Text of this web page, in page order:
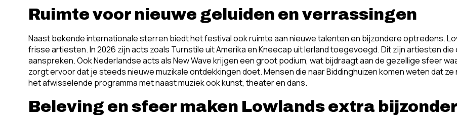
Ruimte voor nieuwe geluiden en verrassingen
Naast bekende internationale sterren biedt het festival ook ruimte aan nieuwe talenten en bijzondere optredens.
frisse artiesten. In 2026 zijn acts zoals Turnstile uit Amerika en Kneecap uit Ierland toegevoegd. Dit zijn artiesten
aanspreken. Ook Nederlandse acts als New Wave krijgen een groot podium, wat bijdraagt aan de gezellige sfeer
zorgt ervoor dat je steeds nieuwe muzikale ontdekkingen doet. Mensen die naar Biddinghuizen komen weten dat
het afwisselende programma met naast muziek ook kunst, theater en dans.
Beleving en sfeer maken Lowlands extra bijzonder